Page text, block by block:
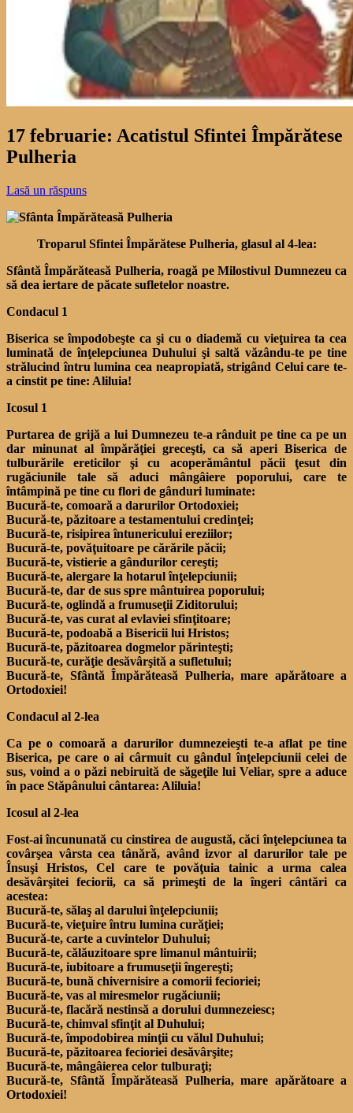
17 februarie: Acatistul Sfintei Împărătese
Pulheria
Lasă un răspuns
Troparul Sfintei Împărătese Pulheria, glasul al 4-lea:
Sfântă Împărăteasă Pulheria, roagă pe Milostivul Dumnezeu ca
să dea iertare de păcate sufletelor noastre.
Condacul 1
Biserica se împodobeşte ca şi cu o diademă cu vieţuirea ta cea
luminată de înţelepciunea Duhului şi saltă văzându-te pe tine
strălucind întru lumina cea neapropiată, strigând Celui care te-
a cinstit pe tine: Aliluia!
Icosul 1
Purtarea de grijă a lui Dumnezeu te-a rânduit pe tine ca pe un
dar minunat al împărăţiei greceşti, ca să aperi Biserica de
tulburările ereticilor şi cu acoperământul păcii ţesut din
rugăciunile tale să aduci mângâiere poporului, care te
întâmpină pe tine cu flori de gânduri luminate:
Bucură-te, comoară a darurilor Ortodoxiei;
Bucură-te, păzitoare a testamentului credinţei;
Bucură-te, risipirea întunericului ereziilor;
Bucură-te, povăţuitoare pe cărările păcii;
Bucură-te, vistierie a gândurilor cereşti;
Bucură-te, alergare la hotarul înţelepciunii;
Bucură-te, dar de sus spre mântuirea poporului;
Bucură-te, oglindă a frumuseţii Ziditorului;
Bucură-te, vas curat al evlaviei sfinţitoare;
Bucură-te, podoabă a Bisericii lui Hristos;
Bucură-te, păzitoarea dogmelor părinteşti;
Bucură-te, curăţie desăvârşită a sufletului;
Bucură-te, Sfântă Împărăteasă Pulheria, mare apărătoare a
Ortodoxiei!
Condacul al 2-lea
Ca pe o comoară a darurilor dumnezeieşti te-a aflat pe tine
Biserica, pe care o ai cârmuit cu gândul înţelepciunii celei de
sus, voind a o păzi nebiruită de săgeţile lui Veliar, spre a aduce
în pace Stăpânului cântarea: Aliluia!
Icosul al 2-lea
Fost-ai încununată cu cinstirea de augustă, căci înţelepciunea ta
covârşea vârsta cea tânără, având izvor al darurilor tale pe
Însuşi Hristos, Cel care te povăţuia tainic a urma calea
desăvârşitei feciorii, ca să primeşti de la îngeri cântări ca
acestea:
Bucură-te, sălaş al darului înţelepciunii;
Bucură-te, vieţuire întru lumina curăţiei;
Bucură-te, carte a cuvintelor Duhului;
Bucură-te, călăuzitoare spre limanul mântuirii;
Bucură-te, iubitoare a frumuseţii îngereşti;
Bucură-te, bună chivernisire a comorii fecioriei;
Bucură-te, vas al miresmelor rugăciunii;
Bucură-te, flacără nestinsă a dorului dumnezeiesc;
Bucură-te, chimval sfinţit al Duhului;
Bucură-te, împodobirea minţii cu vălul Duhului;
Bucură-te, păzitoarea fecioriei desăvârşite;
Bucură-te, mângâierea celor tulburaţi;
Bucură-te, Sfântă Împărăteasă Pulheria, mare apărătoare a
Ortodoxiei!